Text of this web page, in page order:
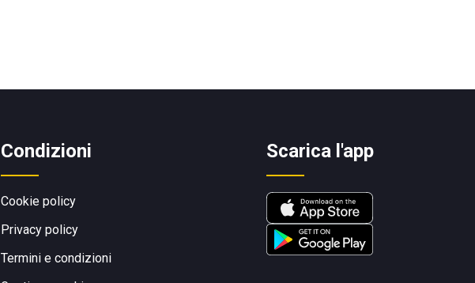
Condizioni
Cookie policy
Privacy policy
Termini e condizioni
Scarica l'app